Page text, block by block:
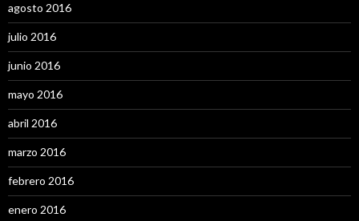
agosto 2016
julio 2016
junio 2016
mayo 2016
abril 2016
marzo 2016
febrero 2016
enero 2016